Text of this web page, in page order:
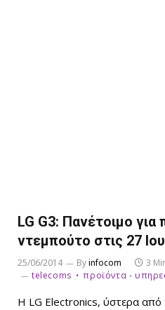
LG G3: Πανέτοιμο για
ντεμπούτο στις 27
25/06/2014 Byinfocom
3
telecoms
προϊόντα -
Η LG Electronics, ύστερα